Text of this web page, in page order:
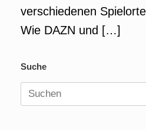
verschiedenen
Wie DAZN und […]
Suche
Suchen
nach: